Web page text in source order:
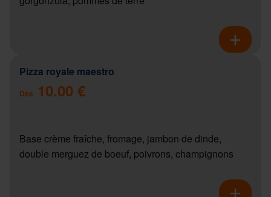
Pizza royale maestro
Dès 10.00 €
Base crème fraîche, fromage, jambon de dinde,
double merguez de boeuf, poivrons, champignons